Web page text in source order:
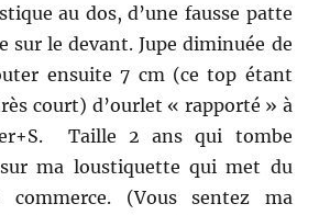
au dos, d’une fausse patte
sur le devant. Jupe diminuée de
ensuite 7 cm (ce top étant
court) d’ourlet « rapporté » à
Taille 2 ans qui tombe
ma loustiquette qui met du
(Vous sentez ma